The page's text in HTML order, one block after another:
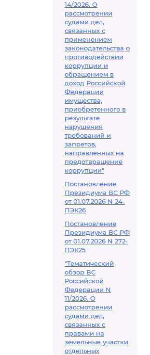
14/2026. О
рассмотрении
судами дел,
связанных с
применением
законодательства о
противодействии
коррупции и
обращением в
доход Российской
Федерации
имущества,
приобретенного в
результате
нарушения
требований и
запретов,
направленных на
предотвращение
коррупции"
Постановление
Президиума ВС РФ
от 01.07.2026 N 24-
ПЭК26
Постановление
Президиума ВС РФ
от 01.07.2026 N 272-
ПЭК25
"Тематический
обзор ВС
Российской
Федерации N
11/2026. О
рассмотрении
судами дел,
связанных с
правами на
земельные участки
отдельных